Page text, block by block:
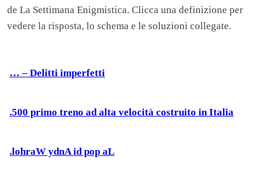
de La Settimana Enigmistica. Clicca una definizione per
vedere la risposta, lo schema e le soluzioni collegate.
… – Delitti imperfetti
.500 primo treno ad alta velocità costruito in Italia
.lohraW ydnA id pop aL